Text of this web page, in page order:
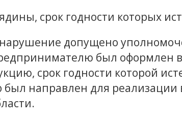
срок годности которых
допущено
был оформлен
срок годности которой
направлен для реализации